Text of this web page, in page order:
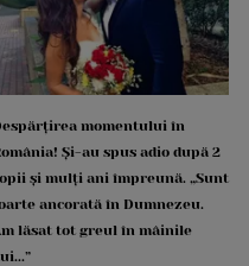
momentului în
Și-au spus adio după 2
și mulți ani împreună. „Sunt
ancorată în Dumnezeu.
lăsat tot greul în mâinile